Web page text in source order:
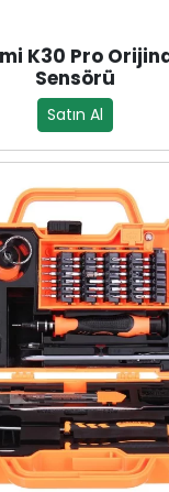
K30 Pro
Sensörü
Satın Al